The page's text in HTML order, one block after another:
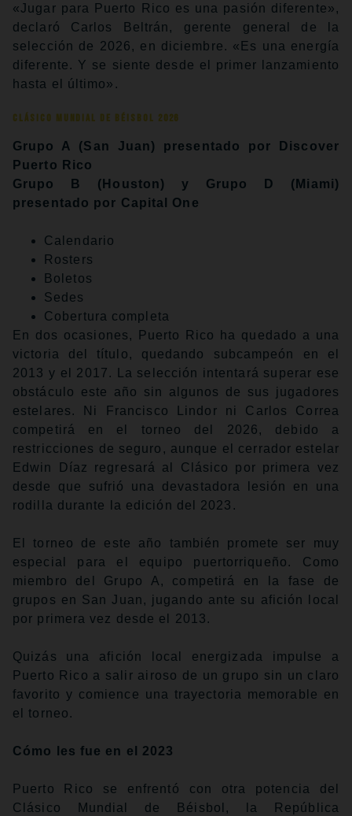
«Jugar para Puerto Rico es una pasión diferente»,
declaró Carlos Beltrán, gerente general de la
selección de 2026, en diciembre. «Es una energía
diferente. Y se siente desde el primer lanzamiento
hasta el último».
Clásico Mundial de Béisbol 2026
Grupo A (San Juan) presentado por Discover
Puerto Rico
Grupo B (Houston) y Grupo D (Miami)
presentado por Capital One
Calendario
Rosters
Boletos
Sedes
Cobertura completa
En dos ocasiones, Puerto Rico ha quedado a una
victoria del título, quedando subcampeón en el
2013 y el 2017. La selección intentará superar ese
obstáculo este año sin algunos de sus jugadores
estelares. Ni Francisco Lindor ni Carlos Correa
competirá en el torneo del 2026, debido a
restricciones de seguro, aunque el cerrador estelar
Edwin Díaz regresará al Clásico por primera vez
desde que sufrió una devastadora lesión en una
rodilla durante la edición del 2023.
El torneo de este año también promete ser muy
especial para el equipo puertorriqueño. Como
miembro del Grupo A, competirá en la fase de
grupos en San Juan, jugando ante su afición local
por primera vez desde el 2013.
Quizás una afición local energizada impulse a
Puerto Rico a salir airoso de un grupo sin un claro
favorito y comience una trayectoria memorable en
el torneo.
Cómo les fue en el 2023
Puerto Rico se enfrentó con otra potencia del
Clásico Mundial de Béisbol, la República